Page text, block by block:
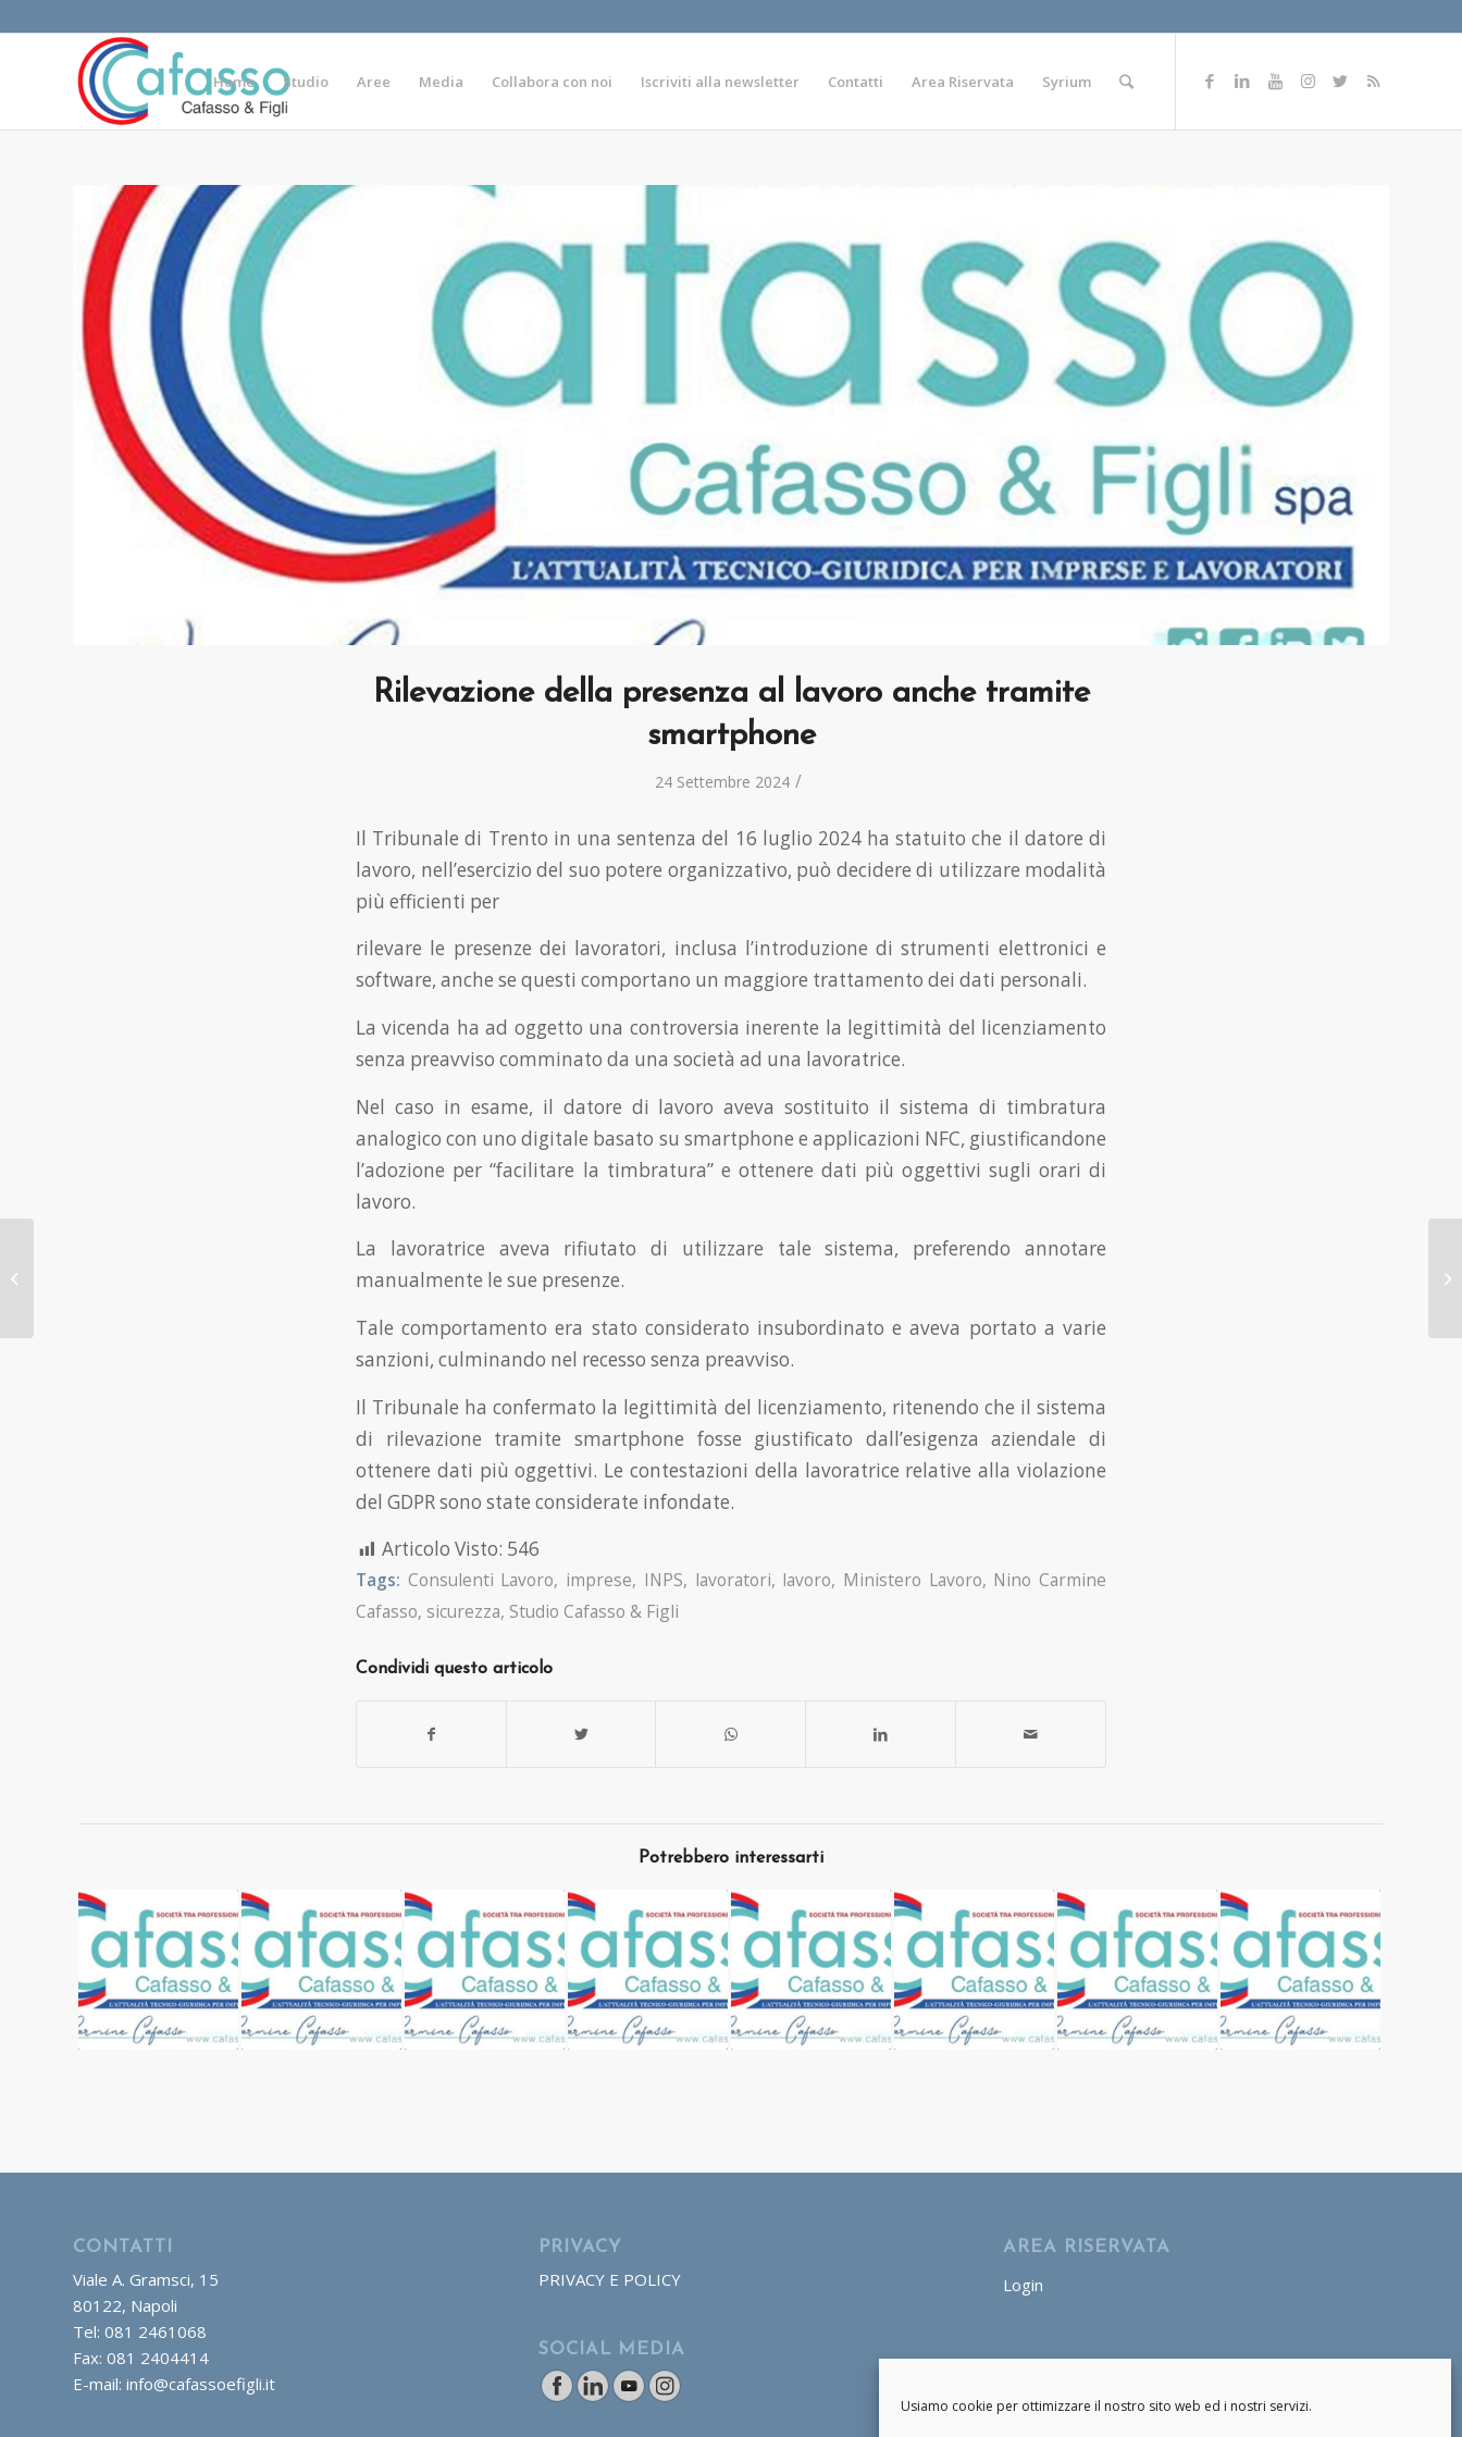
Usiamo cookie per ottimizzare il nostro sito web ed i nostri servizi.
Home Studio Aree Media Collabora con noi Iscriviti alla newsletter Contatti Area Riservata Syrium
Rilevazione della presenza al lavoro anche tramite
smartphone
24 Settembre 2024 /
Il Tribunale di Trento in una sentenza del 16 luglio 2024 ha statuito che il datore di
lavoro, nell’esercizio del suo potere organizzativo, può decidere di utilizzare modalità
più efficienti per
rilevare le presenze dei lavoratori, inclusa l’introduzione di strumenti elettronici e
software, anche se questi comportano un maggiore trattamento dei dati personali.
La vicenda ha ad oggetto una controversia inerente la legittimità del licenziamento
senza preavviso comminato da una società ad una lavoratrice.
Nel caso in esame, il datore di lavoro aveva sostituito il sistema di timbratura
analogico con uno digitale basato su smartphone e applicazioni NFC, giustificandone
l’adozione per “facilitare la timbratura” e ottenere dati più oggettivi sugli orari di
lavoro.
La lavoratrice aveva rifiutato di utilizzare tale sistema, preferendo annotare
manualmente le sue presenze.
Tale comportamento era stato considerato insubordinato e aveva portato a varie
sanzioni, culminando nel recesso senza preavviso.
Il Tribunale ha confermato la legittimità del licenziamento, ritenendo che il sistema
di rilevazione tramite smartphone fosse giustificato dall’esigenza aziendale di
ottenere dati più oggettivi. Le contestazioni della lavoratrice relative alla violazione
del GDPR sono state considerate infondate.
Articolo Visto: 546
Tags: Consulenti Lavoro, imprese, INPS, lavoratori, lavoro, Ministero Lavoro, Nino Carmine
Cafasso, sicurezza, Studio Cafasso & Figli
Condividi questo articolo
Potrebbero interessarti
CONTATTI
Viale A. Gramsci, 15
80122, Napoli
Tel: 081 2461068
Fax: 081 2404414
E-mail: info@cafassoefigli.it
PRIVACY
PRIVACY E POLICY
SOCIAL MEDIA
AREA RISERVATA
Login
Login